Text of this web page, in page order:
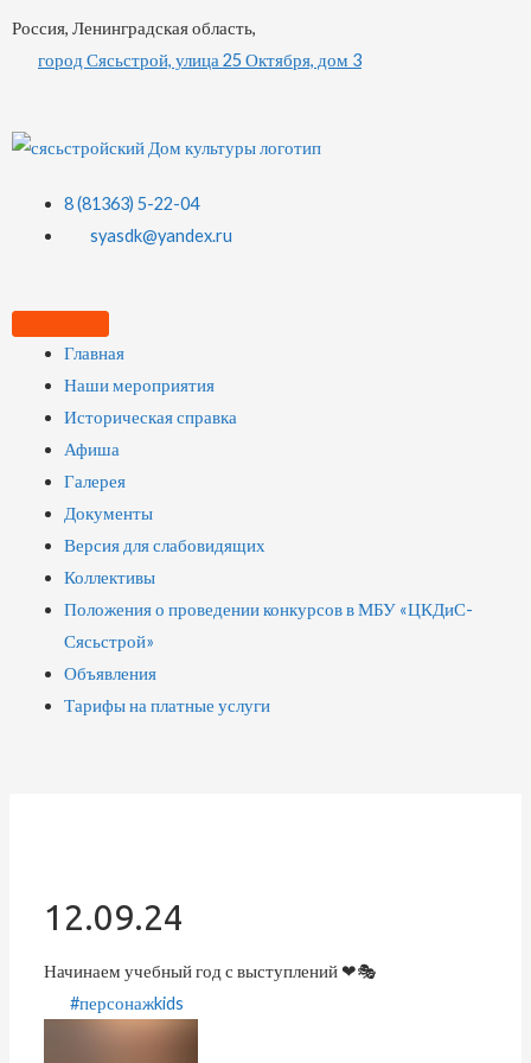
Россия, Ленинградская область,
город Сясьстрой, улица 25 Октября, дом 3
8 (81363) 5-22-04
syasdk@yandex.ru
Главная
Наши мероприятия
Историческая справка
Афиша
Галерея
Документы
Версия для слабовидящих
Коллективы
Положения о проведении конкурсов в МБУ «ЦКДиС-
Сясьстрой»
Объявления
Тарифы на платные услуги
12.09.24
Начинаем учебный год с выступлений ❤🎭
#персонажkids